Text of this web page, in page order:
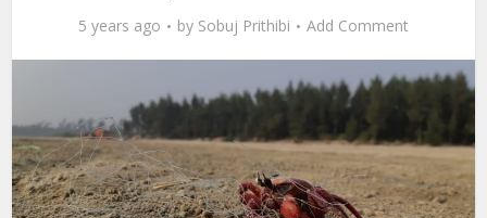
5 years ago by Sobuj Prithibi Add Comment